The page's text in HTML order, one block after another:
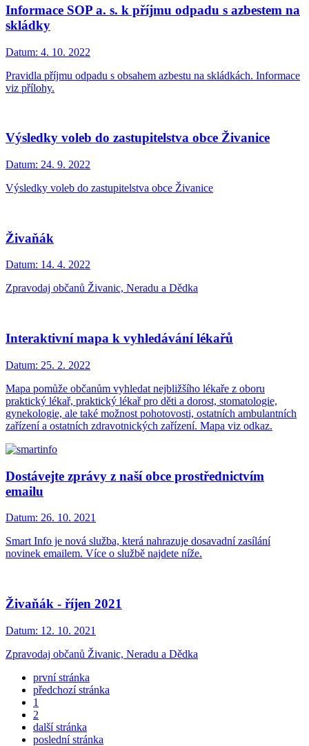
Informace SOP a. s. k příjmu odpadu s azbestem na
skládky
Datum: 4. 10. 2022
Pravidla příjmu odpadu s obsahem azbestu na skládkách. Informace
viz přílohy.
Výsledky voleb do zastupitelstva obce Živanice
Datum: 24. 9. 2022
Výsledky voleb do zastupitelstva obce Živanice
Živaňák
Datum: 14. 4. 2022
Zpravodaj občanů Živanic, Neradu a Dědka
Interaktivní mapa k vyhledávání lékařů
Datum: 25. 2. 2022
Mapa pomůže občanům vyhledat nejbližšího lékaře z oboru
praktický lékař, praktický lékař pro děti a dorost, stomatologie,
gynekologie, ale také možnost pohotovosti, ostatních ambulantních
zařízení a ostatních zdravotnických zařízení. Mapa viz odkaz.
Dostávejte zprávy z naší obce prostřednictvím
emailu
Datum: 26. 10. 2021
Smart Info je nová služba, která nahrazuje dosavadní zasílání
novinek emailem. Více o službě najdete níže.
Živaňák - říjen 2021
Datum: 12. 10. 2021
Zpravodaj občanů Živanic, Neradu a Dědka
první stránka
předchozí stránka
1
2
další stránka
poslední stránka